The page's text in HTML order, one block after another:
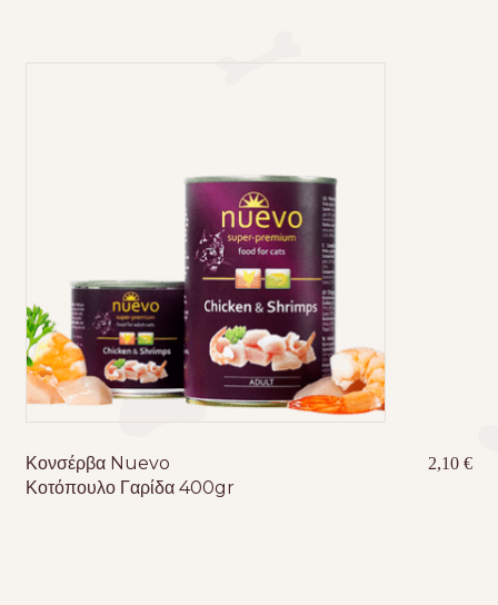
Κονσέρβα Nuevo
Κοτόπουλο Γαρίδα 400gr
2,10€